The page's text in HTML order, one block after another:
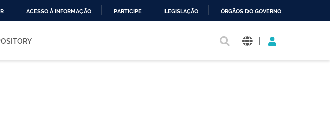
ACESSO À INFORMAÇÃO PARTICIPE LEGISLAÇÃO ÓRGÃOS DO GOVERNO
|